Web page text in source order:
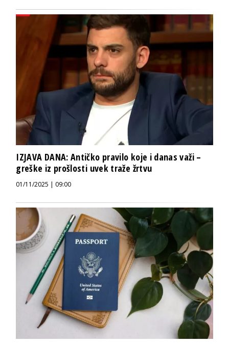
IZJAVA DANA: Antičko pravilo koje i danas važi –
greške iz prošlosti uvek traže žrtvu
01/11/2025 | 09:00